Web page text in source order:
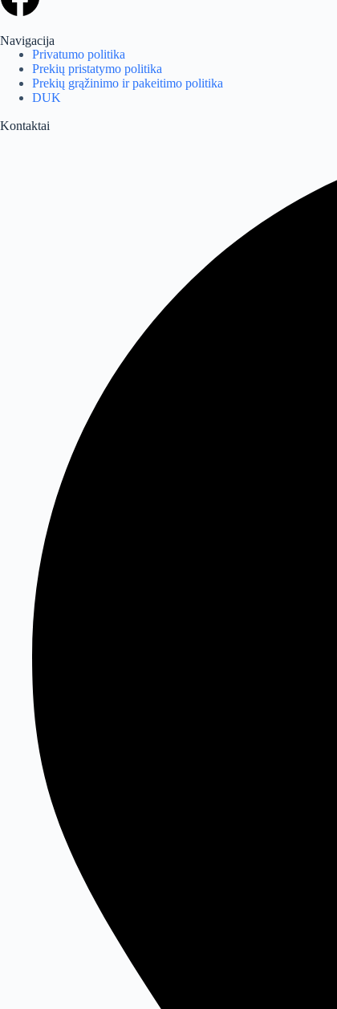
Navigacija
Privatumo politika
Prekių pristatymo politika
Prekių grąžinimo ir pakeitimo politika
DUK
Kontaktai